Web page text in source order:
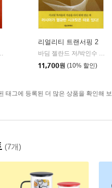
박인수 역
리얼리티 트랜서핑 2
바딤 젤란드 저/박인수 역
11,700원 (10% 할인)
태그에 등록된 더 많은 상품을 확인해
(7개)